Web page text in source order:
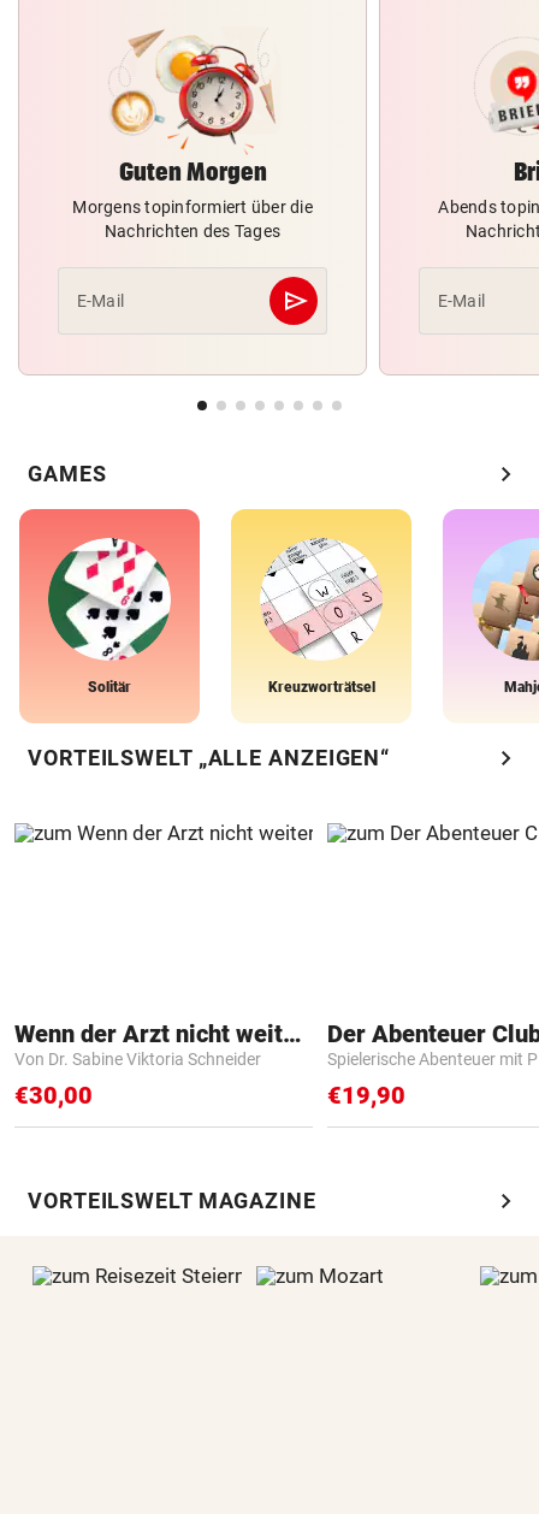
Guten Morgen
Morgens topinformiert über die
Nachrichten des Tages
E-Mail send
Abschicken
Abends
E-Mail
GAMES chevron_right
Solitär Kreuzworträtsel
VORTEILSWELT „ALLE ANZEIGEN“ chevron_right
Wenn der Arzt nicht weiter weiß
Von Dr. Sabine Viktoria Schneider
€30,00
Der Abenteuer
Spielerische Abenteuer mit
€19,90
VORTEILSWELT MAGAZINE chevron_right